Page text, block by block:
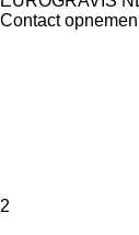
Contact
2